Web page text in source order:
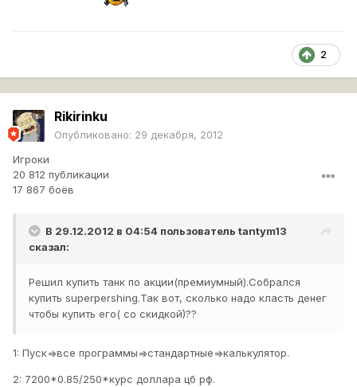
2
Rikirinku
Опубликовано: 29 декабря, 2012
Игроки
20 812 публикации
17 867 боёв
В 29.12.2012 в 04:54 пользователь tantym13
сказал:
Решил купить танк по акции(премиумный).Собрался
купить superpershing.Так вот, сколько надо класть денег
чтобы купить его( со скидкой)??
1: Пуск=>все программы=>стандартные=>калькулятор.
2: 7200*0.85/250*курс доллара цб рф.